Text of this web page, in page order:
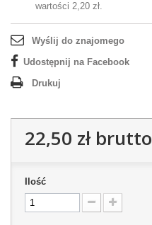
wartości 2,20 zł.
Wyślij do znajomego
Udostępnij na Facebook
Drukuj
22,50 złbrutto
Ilość